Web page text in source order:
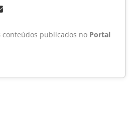
conteúdos publicados no Portal